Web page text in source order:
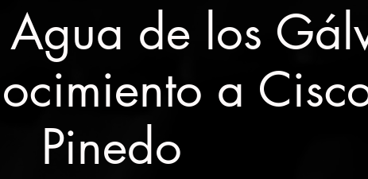
de los
a
Pinedo